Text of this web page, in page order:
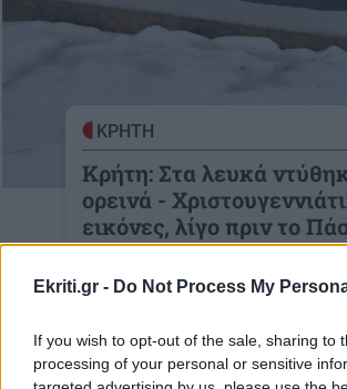
Ekriti.gr - Do Not Process My
If you wish to opt-out of the sale, sharing to
processing of your personal or sensitive
ΚΡΗΤΗ
Κρήτη: Στα λευκά
ορεινά -
εικόνες, λίγο πριν το
(βίντεο - φωτο)
Υπέροχες... χριστουγεννιάτικες
11-04-2023